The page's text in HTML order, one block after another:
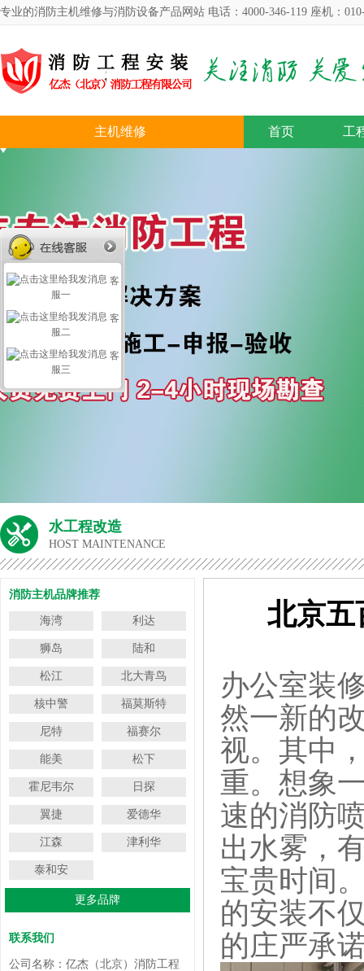
专业的消防主机维修与消防设备产品网站 电话：4000-346-119 座机：
主机维修 首页 工
水工程改造
HOST MAINTENANCE
消防主机品牌推荐
海湾 利达
狮岛 陆和
松江 北大青鸟
核中警 福莫斯特
尼特 福赛尔
能美 松下
霍尼韦尔 日探
翼捷 爱德华
江森 津利华
泰和安
更多品牌
联系我们
公司名称：亿杰（北京）消防工程
北京五
办公室装
然一新的
视。其中
重。想象
速的消防
出水雾，
宝贵时间
的安装不
的庄严承
客
服一
客
服二
客
服三